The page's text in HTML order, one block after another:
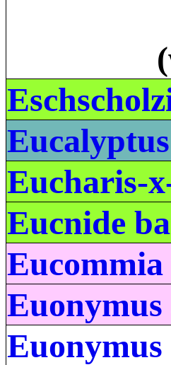
Eucharis-
Eucnide
Euonymus
Euonymus